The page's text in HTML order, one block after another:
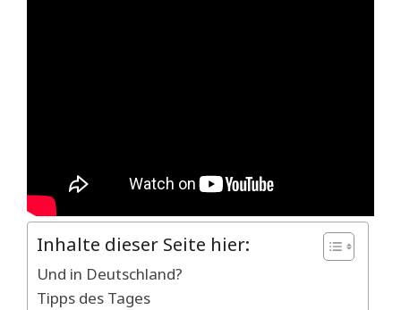
Inhalte dieser Seite hier:
Und in Deutschland?
Tipps des Tages